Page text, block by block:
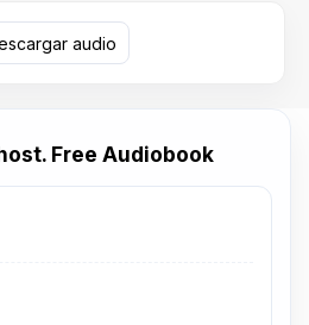
audio
Free Audiobook